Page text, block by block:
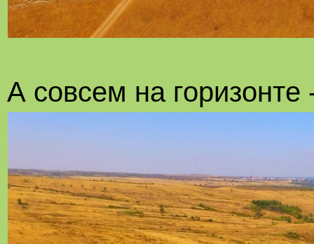
А совсем на